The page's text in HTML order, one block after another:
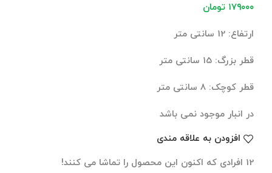
۱۷۹۰۰۰ تومان
ارتفاع: 12 سانتی متر
قطر بزرگ: 15 سانتی متر
قطر کوچک: 8 سانتی متر
در انبار موجود نمی باشد
افزودن به علاقه مندی
12 افرادی که اکنون این محصول را تماشا می کنند!